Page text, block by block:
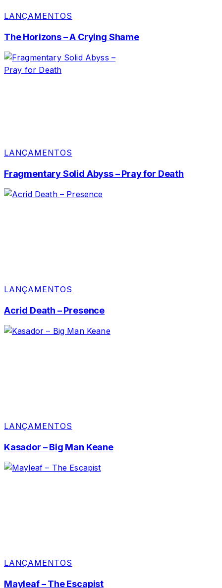
LANÇAMENTOS
The Horizons – A Crying Shame
LANÇAMENTOS
Fragmentary Solid Abyss – Pray for Death
LANÇAMENTOS
Acrid Death – Presence
LANÇAMENTOS
Kasador – Big Man Keane
LANÇAMENTOS
Mayleaf – The Escapist